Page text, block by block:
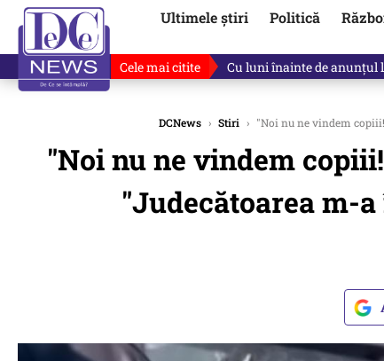
Ultimele știri Politică
Cele mai citite Cu luni înainte de anunțul
DCNews › Stiri › "Noi nu ne vindem
"Noi nu ne vindem
"Judecătoarea m-